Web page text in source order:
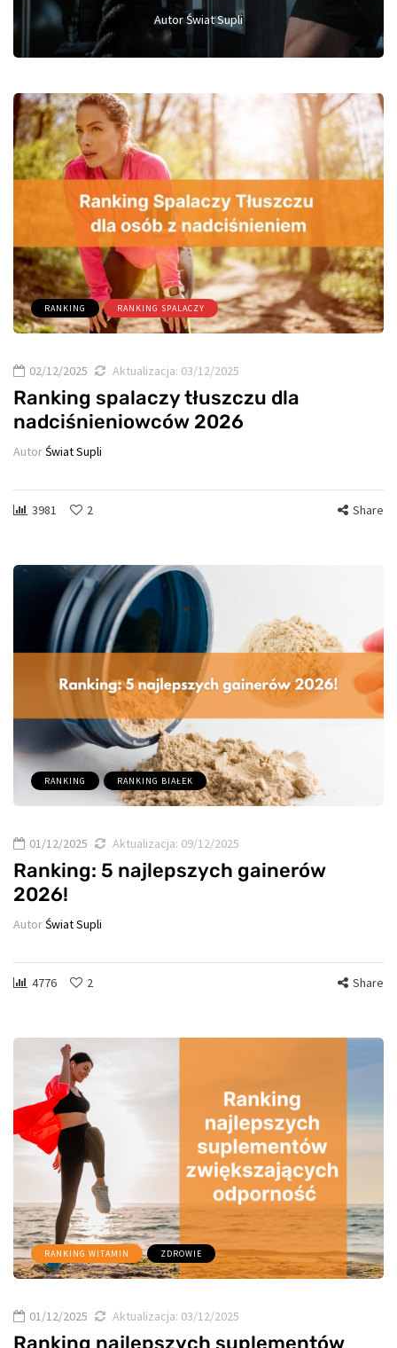
AutorŚwiat Supli
1
RANKING RANKING SPALACZY
02/12/2025 Aktualizacja: 03/12/2025
Ranking spalaczy tłuszczu dla
nadciśnieniowców 2026
AutorŚwiat Supli
3981 2 Share
RANKING RANKING BIAŁEK
01/12/2025 Aktualizacja: 09/12/2025
Ranking: 5 najlepszych gainerów
2026!
AutorŚwiat Supli
4776 2 Share
RANKING WITAMIN ZDROWIE
01/12/2025 Aktualizacja: 03/12/2025
Ranking najlepszych suplementów